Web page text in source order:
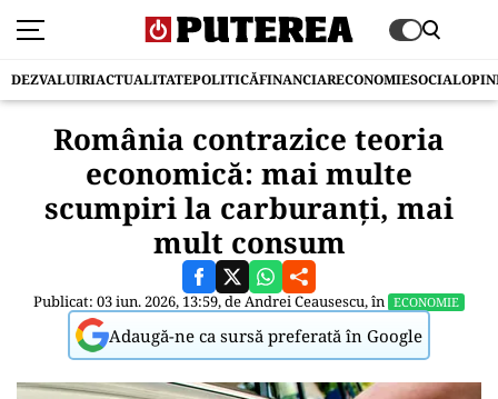
DEZVALUIRIACTUALITATEPOLITICĂFINANCIARECONOMIESOCIAL
România contrazice teoria
economică: mai multe
scumpiri la carburanți, mai
mult consum
Publicat: 03 iun. 2026, 13:59, deAndrei Ceausescu, în ECONOMIE
Adaugă-ne ca sursă preferată în Google